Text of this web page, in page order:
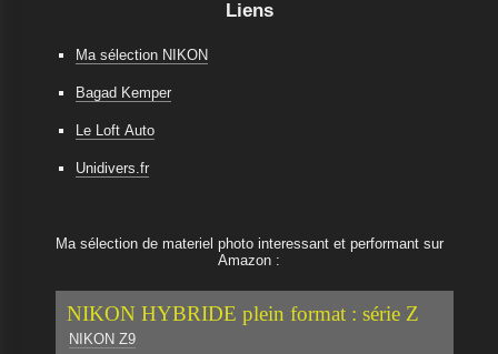
Liens
Ma sélection NIKON
Bagad Kemper
Le Loft Auto
Unidivers.fr
Ma sélection de materiel photo interessant et performant sur
Amazon :
NIKON HYBRIDE plein format : série Z
NIKON Z9